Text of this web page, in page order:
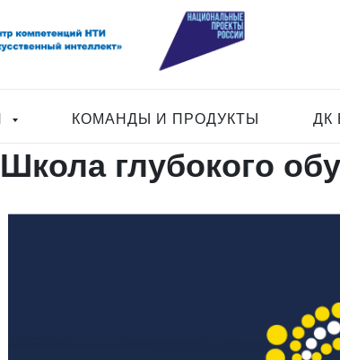
КОМАНДЫ И ПРОДУКТЫ ДК
Школа глубокого